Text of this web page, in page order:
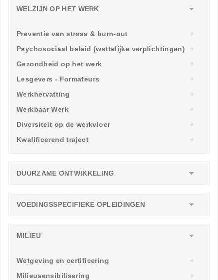
WELZIJN OP HET WERK
Preventie van stress & burn-out
Psychosociaal beleid (wettelijke verplichtingen)
Gezondheid op het werk
Lesgevers - Formateurs
Werkhervatting
Werkbaar Werk
Diversiteit op de werkvloer
Kwalificerend traject
DUURZAME ONTWIKKELING
VOEDINGSSPECIFIEKE OPLEIDINGEN
MILIEU
Wetgeving en certificering
Milieusensibilisering